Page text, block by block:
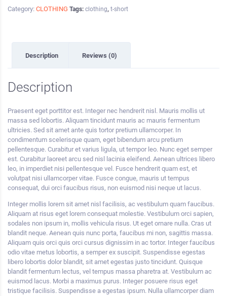
Category: CLOTHING Tags: clothing, t-short
Description Reviews (0)
Description
Praesent eget porttitor est. Integer nec hendrerit nisl. Mauris mollis ut
massa sed lobortis. Aliquam tincidunt mauris ac mauris fermentum
ultricies. Sed sit amet ante quis tortor pretium ullamcorper. In
condimentum scelerisque quam, eget bibendum arcu pretium
pellentesque. Curabitur et varius ligula, ut tempor leo. Nunc eget semper
est. Curabitur laoreet arcu sed nisl lacinia eleifend. Aenean ultrices libero
leo, in imperdiet nisi pellentesque vel. Fusce hendrerit quam est, et
volutpat nisi ullamcorper vitae. Fusce congue, mauris ut tempus
consequat, dui orci faucibus risus, non euismod nisi neque ut lacus.
Integer mollis lorem sit amet nisl facilisis, ac vestibulum quam faucibus.
Aliquam at risus eget lorem consequat molestie. Vestibulum orci sapien,
sodales non ipsum in, mollis vehicula risus. Ut eget ornare nulla. Cras ut
blandit neque. Aenean quis nunc porta, faucibus mi non, sagittis massa.
Aliquam quis orci quis orci cursus dignissim in ac tortor. Integer faucibus
odio vitae metus lobortis, a semper ex suscipit. Suspendisse egestas
libero lobortis dolor blandit, sit amet egestas justo tincidunt. Quisque
blandit fermentum lectus, vel tempus massa pharetra at. Vestibulum ac
euismod lacus. Morbi a maximus purus. Integer posuere risus eget
tristique facilisis. Suspendisse a egestas ipsum. Nulla ullamcorper diam